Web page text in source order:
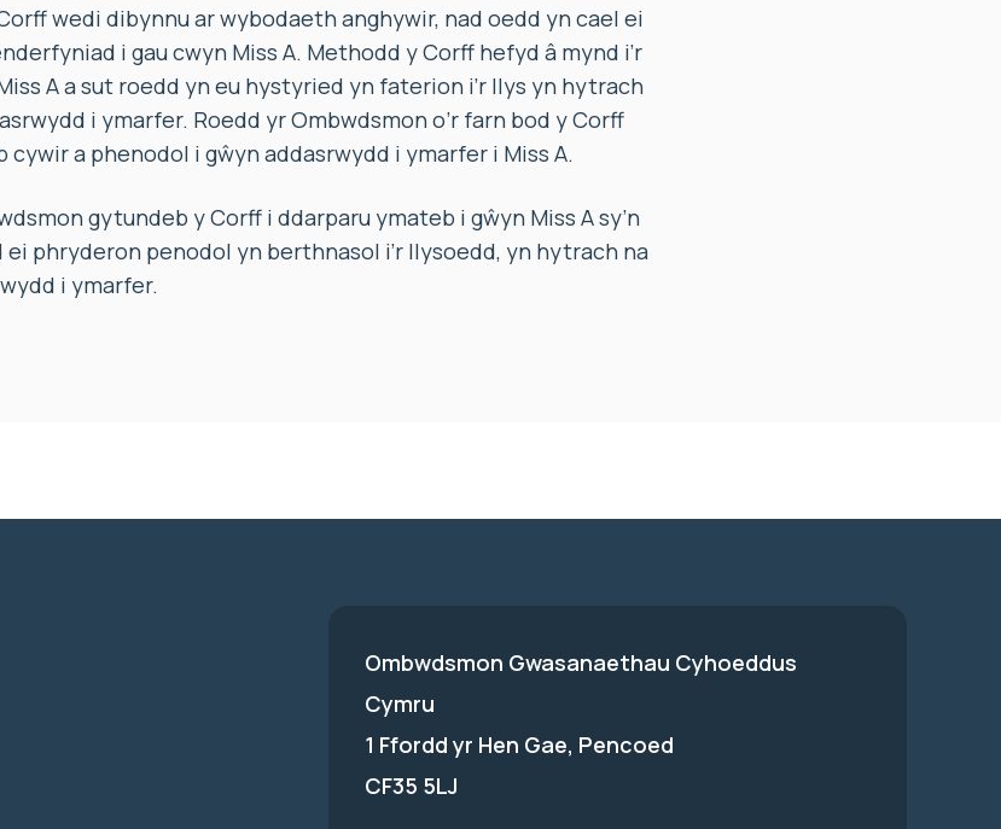
wedi dibynnu ar wybodaeth anghywir, nad oedd yn cael ei
i gau cwyn Miss A. Methodd y Corff hefyd â mynd i’r
A a sut roedd yn eu hystyried yn faterion i’r llys yn hytrach
i ymarfer. Roedd yr Ombwdsmon o’r farn bod y Corff
a phenodol i gŵyn addasrwydd i ymarfer i Miss A.
gytundeb y Corff i ddarparu ymateb i gŵyn Miss A sy’n
ei phryderon penodol yn berthnasol i’r llysoedd, yn hytrach na
i ymarfer.
Ombwdsmon Gwasanaethau Cyhoeddus
Cymru
1 Ffordd yr Hen Gae, Pencoed
CF35 5LJ